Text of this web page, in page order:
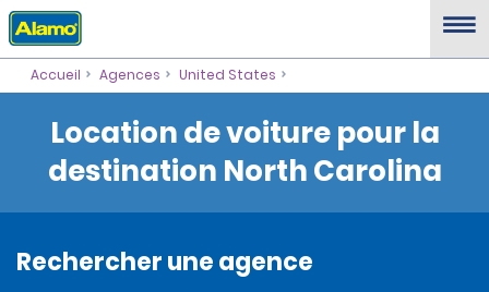
Accueil Agences United States
Location de voiture pour la
destination North Carolina
Rechercher une agence